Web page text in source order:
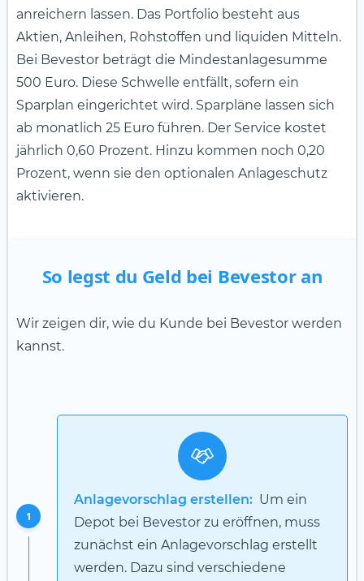
anreichern lassen. Das Portfolio besteht aus
Aktien, Anleihen, Rohstoffen und liquiden Mitteln.
Bei Bevestor beträgt die Mindestanlagesumme
500 Euro. Diese Schwelle entfällt, sofern ein
Sparplan eingerichtet wird. Sparpläne lassen sich
ab monatlich 25 Euro führen. Der Service kostet
jährlich 0,60 Prozent. Hinzu kommen noch 0,20
Prozent, wenn sie den optionalen Anlageschutz
aktivieren.
So legst du Geld bei Bevestor an
Wir zeigen dir, wie du Kunde bei Bevestor werden
kannst.
1
Anlagevorschlag erstellen: Um ein
Depot bei Bevestor zu eröffnen, muss
zunächst ein Anlagevorschlag erstellt
werden. Dazu sind verschiedene